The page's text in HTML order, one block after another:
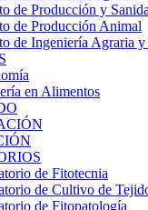
de Producción y
de Producción Animal
de Ingeniería Agraria y
en Alimentos
de Fitotecnia
de Cultivo de
de Fitopatología